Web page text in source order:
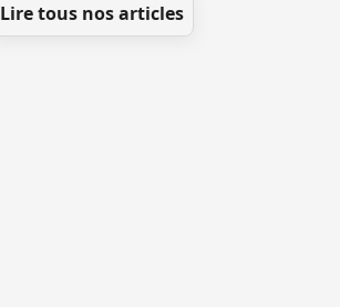
Lire tous nos articles